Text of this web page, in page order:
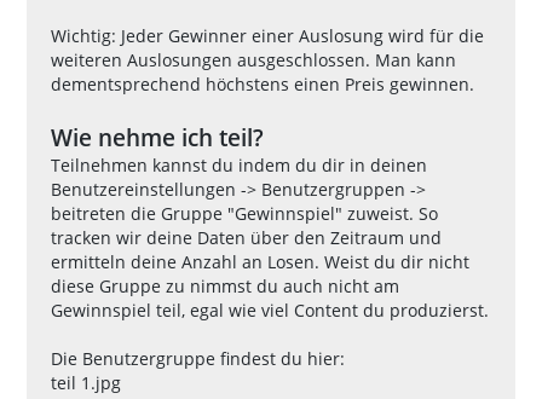
Wichtig: Jeder Gewinner einer Auslosung wird für die
weiteren Auslosungen ausgeschlossen. Man kann
dementsprechend höchstens einen Preis gewinnen.
Wie nehme ich teil?
Teilnehmen kannst du indem du dir in deinen
Benutzereinstellungen -> Benutzergruppen ->
beitreten die Gruppe "Gewinnspiel" zuweist. So
tracken wir deine Daten über den Zeitraum und
ermitteln deine Anzahl an Losen. Weist du dir nicht
diese Gruppe zu nimmst du auch nicht am
Gewinnspiel teil, egal wie viel Content du produzierst.
Die Benutzergruppe findest du hier:
teil 1.jpg